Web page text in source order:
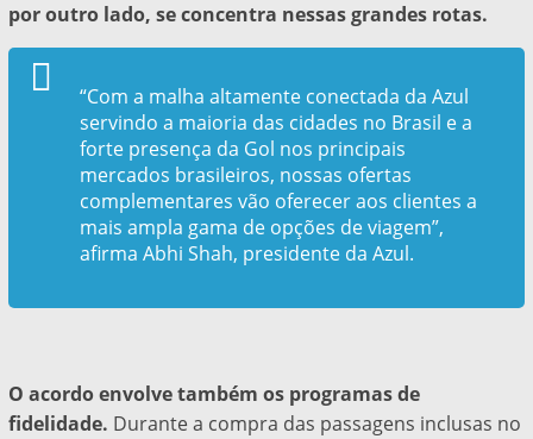
por outro lado, se concentra nessas grandes rotas.
“Com a malha altamente conectada da Azul
servindo a maioria das cidades no Brasil e a
forte presença da Gol nos principais
mercados brasileiros, nossas ofertas
complementares vão oferecer aos clientes a
mais ampla gama de opções de viagem”,
afirma Abhi Shah, presidente da Azul.
O acordo envolve também os programas de
fidelidade. Durante a compra das passagens inclusas no